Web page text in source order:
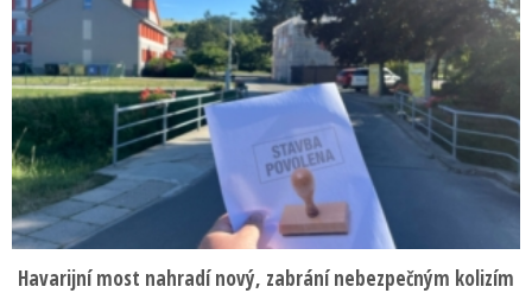
Havarijní most nahradí nový, zabrání nebezpečným kolizím